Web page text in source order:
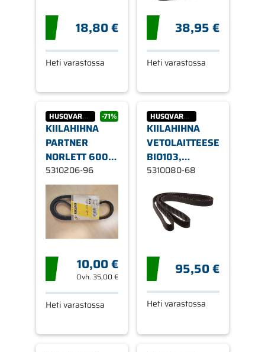
18,80 €
Heti varastossa
38,95 €
Heti varastossa
HUSQVARNA -71%
KIILAHIHNA
PARTNER
NORLETT 6006,
6005
5310206-96
10,00 €
Ovh. 35,00 €
Heti varastossa
HUSQVARNA
KIILAHIHNA
VETOLAITTEESEEN,
BIO103,
COMBI103
5310080-68
95,50 €
Heti varastossa